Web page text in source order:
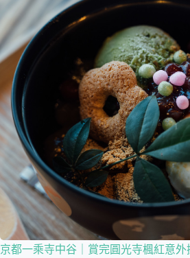
京都一乘寺中谷｜賞完圓光寺楓紅意